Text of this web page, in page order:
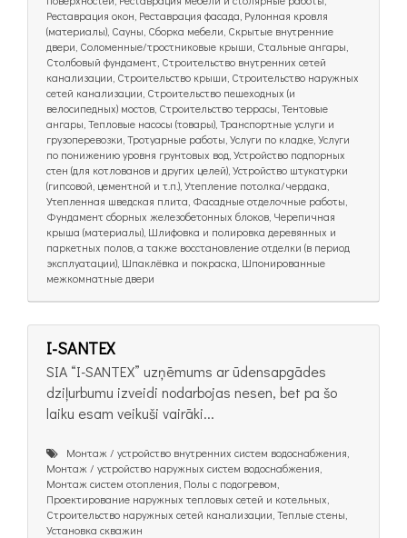
Реставрация окон, Реставрация фасада, Рулонная кровля
(материалы), Сауны, Сборка мебели, Скрытые внутренние
двери, Соломенные/тростниковые крыши, Стальные ангары,
Столбовый фундамент, Строительство внутренних сетей
канализации, Строительство крыши, Строительство наружных
сетей канализации, Строительство пешеходных (и
велосипедных) мостов, Строительство террасы, Тентовые
ангары, Тепловые насосы (товары), Транспортные услуги и
грузоперевозки, Тротуарные работы, Услуги по кладке, Услуги
по понижению уровня грунтовых вод, Устройство подпорных
стен (для котлованов и других целей), Устройство штукатурки
(гипсовой, цементной и т.п.), Утепление потолка/чердака,
Утепленная шведская плита, Фасадные отделочные работы,
Фундамент сборных железобетонных блоков, Черепичная
крыша (материалы), Шлифовка и полировка деревянных и
паркетных полов, а также восстановление отделки (в период
эксплуатации), Шпаклёвка и покраска, Шпонированные
межкомнатные двери
I-SANTEX
SIA “I-SANTEX” uzņēmums ar ūdensapgādes
dziļurbumu izveidi nodarbojas nesen, bet pa šo
laiku esam veikuši vairāki...
Монтаж / устройство внутренних систем водоснабжения,
Монтаж / устройство наружных систем водоснабжения,
Монтаж систем отопления, Полы с подогревом,
Проектирование наружных тепловых сетей и котельных,
Строительство наружных сетей канализации, Теплые стены,
Установка скважин